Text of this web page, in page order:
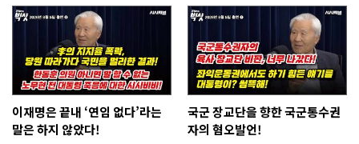
이재명은 끝내 ‘연임 없다’라는
말은 하지 않았다!
국군 장교단을 향한 국군통수권
자의 혐오발언!